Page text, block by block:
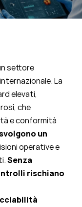
settore
La
elevati,
che
e conformità
un
operative e
Senza
rischiano